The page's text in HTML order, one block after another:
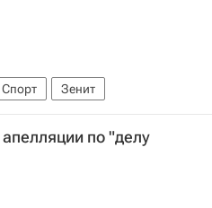
Спорт Зенит
по "делу